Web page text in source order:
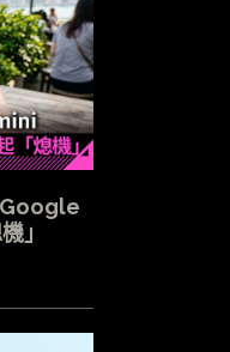
Google
」